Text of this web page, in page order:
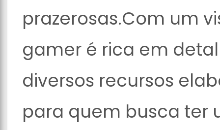
prazerosas.Com um
gamer é rica em
diversos recursos
para quem busca ter